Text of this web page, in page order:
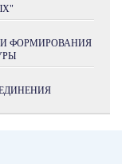
И ФОРМИРОВАНИЯ